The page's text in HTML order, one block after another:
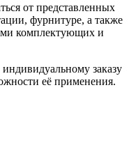
от представленных
фурнитуре, а также
комплектующих и
заказу
её применения.